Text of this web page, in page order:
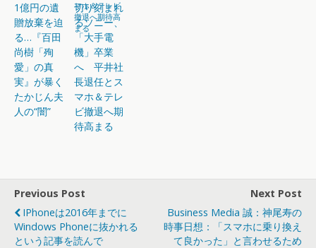
1億円の遺
贈放棄を迫
る…『百田
尚樹「殉
愛」の真
実』が暴く
たかじん夫
人の“闇”
切り刻まれ
るソニー、
「大手電
機」卒業
へ 平井社
長退任とス
マホ＆テレ
ビ撤退へ期
待高まる
Previous Post
IPhoneは2016年までに
Windows Phoneに抜かれる
という記事を読んで
Next Post
Business Media 誠：神尾寿の
時事日想：「スマホに乗り換え
て良かった」と言わせるため